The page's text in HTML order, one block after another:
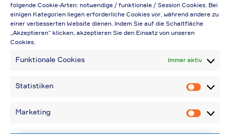
folgende Cookie-Arten: notwendige / funktionale / Session Cookies. Bei
einigen Kategorien liegen erforderliche Cookies vor, während andere zu
einer verbesserten Website dienen. Indem Sie auf die Schaltfläche
„Akzeptieren“ klicken, akzeptieren Sie den Einsatz von unseren
Cookies.
Funktionale Cookies Immer aktiv
Statistiken
Marketing
Handelsbetriebe (Netto-Preis, ohne
Rabattabzug)
Falls durch Falschangaben im Bestellformular
Bei Rückfragen können Sie uns über die E-
Bei Angabe von USt-IdNr und Bestellungen